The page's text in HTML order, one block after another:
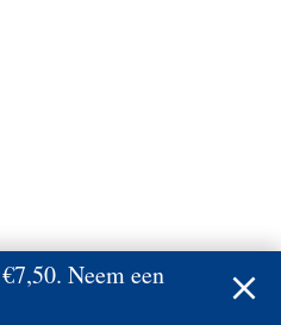
Neem een